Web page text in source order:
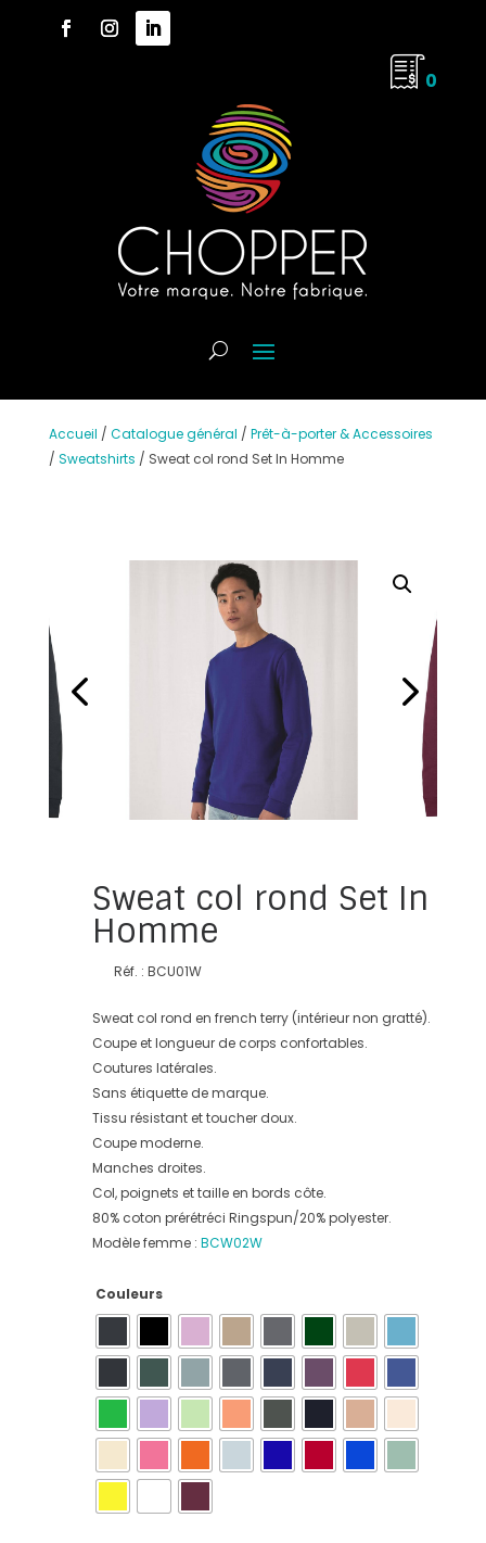
0
Accueil / Catalogue général / Prêt-à-porter & Accessoires
/ Sweatshirts / Sweat col rond Set In Homme
Sweat col rond Set In
Homme
Réf. : BCU01W
Sweat col rond en french terry (intérieur non gratté).
Coupe et longueur de corps confortables.
Coutures latérales.
Sans étiquette de marque.
Tissu résistant et toucher doux.
Coupe moderne.
Manches droites.
Col, poignets et taille en bords côte.
80% coton prérétréci Ringspun/20% polyester.
Modèle femme : BCW02W
Couleurs